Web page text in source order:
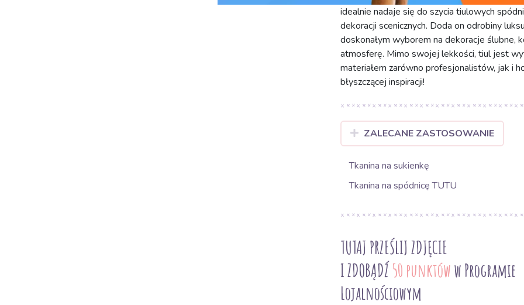
idealnie nadaje się do szycia tiulowych
dekoracji scenicznych. Doda on odrobiny
doskonałym wyborem na dekoracje ślubne,
atmosferę. Mimo swojej lekkości, tiul jest
materiałem zarówno profesjonalistów, jak i
błyszczącej inspiracji!
ZALECANE ZASTOSOWANIE
Tkanina na sukienkę
Tkanina na spódnicę TUTU
TUTAJ PRZEŚLIJ ZDJĘCIE
I ZDOBĄDŹ 50 punktóww Programie
Lojalnościowym